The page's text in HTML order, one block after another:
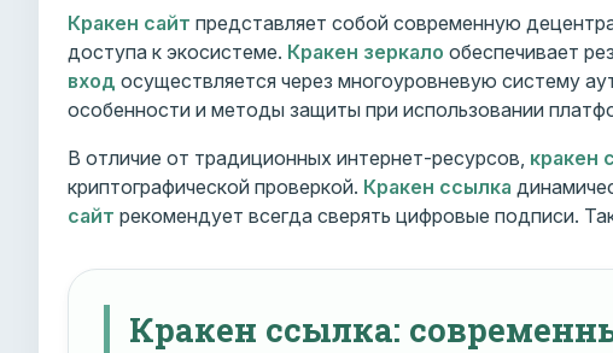
Кракен сайт представляет собой современную
доступа к экосистеме. Кракен зеркало обеспечивает
вход осуществляется через многоуровневую систему
особенности и методы защиты при использовании
В отличие от традиционных интернет-ресурсов, кракен
криптографической проверкой. Кракен ссылка
сайт рекомендует всегда сверять цифровые подписи.
Кракен ссылка: